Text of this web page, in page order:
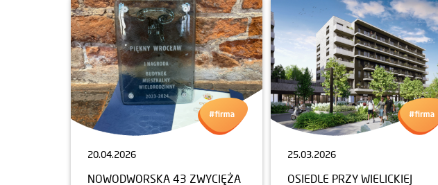
20.04.2026
NOWODWORSKA 43 ZWYCIĘŻA
25.03.2026
OSIEDLE PRZY WIELICKIEJ